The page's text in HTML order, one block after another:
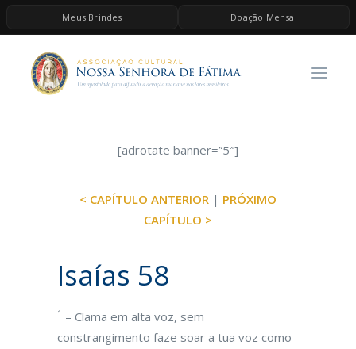
Meus Brindes Doação Mensal
HOME
A ASSOCIAÇÃO
ESPIRITUALIDADE
BRINDES
[adrotate banner=”5″]
< CAPÍTULO ANTERIOR | PRÓXIMO
CAPÍTULO >
Isaías 58
1 – Clama em alta voz, sem
constrangimento faze soar a tua voz como